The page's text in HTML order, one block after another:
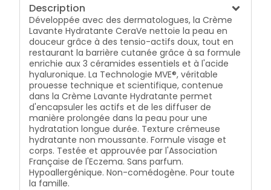
Description
Développée avec des dermatologues, la Crème
Lavante Hydratante CeraVe nettoie la peau en
douceur grâce à des tensio-actifs doux, tout en
restaurant la barrière cutanée grâce à sa formule
enrichie aux 3 céramides essentiels et à l'acide
hyaluronique. La Technologie MVE®, véritable
prouesse technique et scientifique, contenue
dans la Crème Lavante Hydratante permet
d'encapsuler les actifs et de les diffuser de
manière prolongée dans la peau pour une
hydratation longue durée. Texture crémeuse
hydratante non moussante. Formule visage et
corps. Testée et approuvée par l'Association
Française de l'Eczema. Sans parfum.
Hypoallergénique. Non-comédogène. Pour toute
la famille.